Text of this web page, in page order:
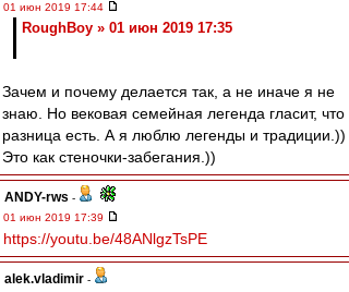
01 июн 2019 17:44
RoughBoy » 01 июн 2019 17:35
Зачем и почему делается так, а не иначе я не
знаю. Но вековая семейная легенда гласит, что
разница есть. А я люблю легенды и традиции.))
Это как стеночки-забегания.))
ANDY-rws -
01 июн 2019 17:39
https://youtu.be/48ANlgzTsPE
alek.vladimir -